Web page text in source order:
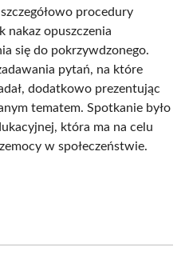
procedury
nakaz opuszczenia
się do pokrzywdzonego.
pytań, na które
dodatkowo prezentując
tematem. Spotkanie było
która ma na celu
w społeczeństwie.